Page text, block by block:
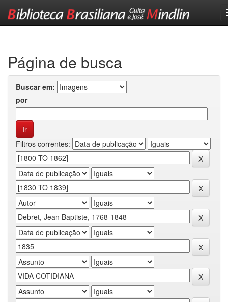
Página de busca
Buscar em:
por
Filtros correntes: